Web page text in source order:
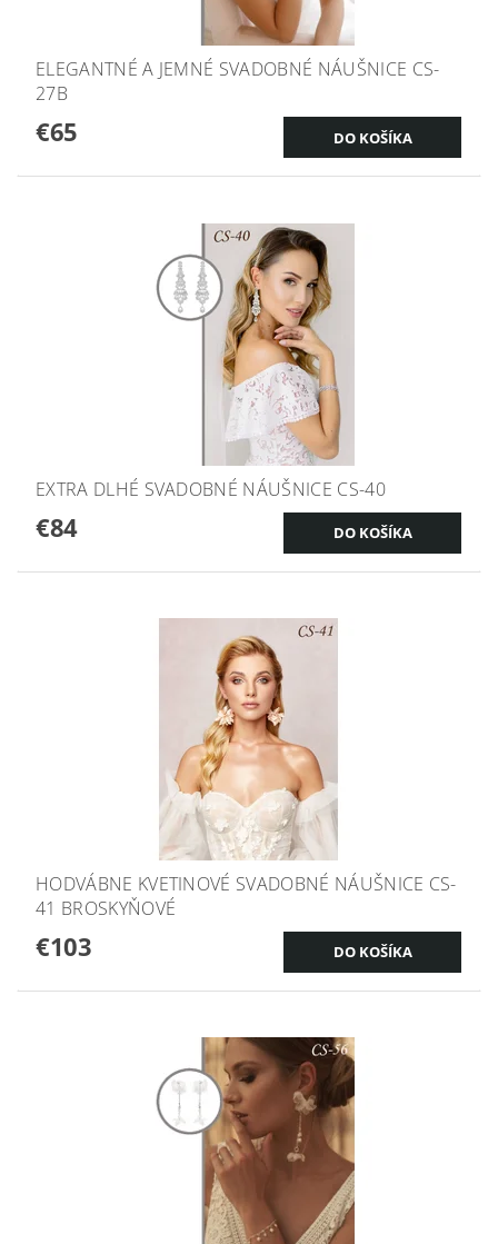
ELEGANTNÉ A JEMNÉ SVADOBNÉ NÁUŠNICE CS-
27B
€65
EXTRA DLHÉ SVADOBNÉ NÁUŠNICE CS-40
€84
HODVÁBNE KVETINOVÉ SVADOBNÉ NÁUŠNICE CS-
41 BROSKYŇOVÉ
€103